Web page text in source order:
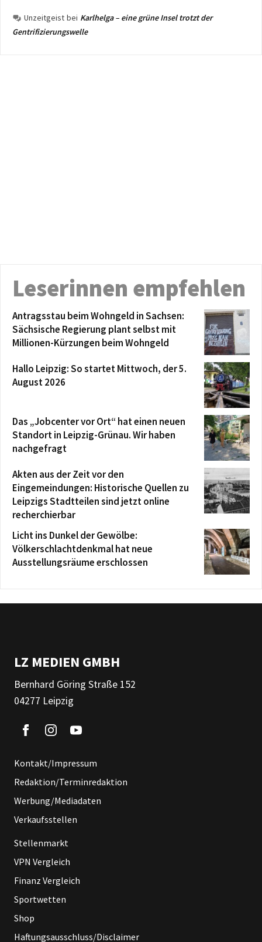
Unzeitgeist bei Karlhelga – eine grüne Insel trotzt der
Gentrifizierungswelle
Leserinnen empfehlen
Antragsstau beim Wohngeld in Sachsen:
Sächsische Regierung plant selbst mit
Millionen-Kürzungen beim Wohngeld
Hallo Leipzig: So startet Mittwoch, der 5.
August 2026
Das „Jobcenter vor Ort“ hat einen neuen
Standort in Leipzig-Grünau. Wir haben
nachgefragt
Akten aus der Zeit vor den
Eingemeindungen: Historische Quellen zu
Leipzigs Stadtteilen sind jetzt online
recherchierbar
Licht ins Dunkel der Gewölbe:
Völkerschlachtdenkmal hat neue
Ausstellungsräume erschlossen
LZ MEDIEN GMBH
Bernhard Göring Straße 152
04277 Leipzig
Kontakt/Impressum
Redaktion/Terminredaktion
Werbung/Mediadaten
Verkaufsstellen
Stellenmarkt
VPN Vergleich
Finanz Vergleich
Sportwetten
Shop
Haftungsausschluss/Disclaimer